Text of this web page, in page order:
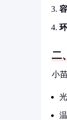
二
小